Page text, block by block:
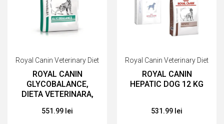
Royal Canin Veterinary Diet
ROYAL CANIN
GLYCOBALANCE,
DIETA VETERINARA,
CAINI, 12 KG
551.99 lei
Royal Canin Veterinary Diet
ROYAL CANIN
HEPATIC DOG 12 KG
531.99 lei